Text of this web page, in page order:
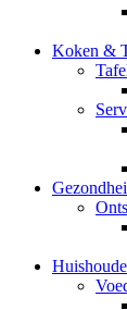
Koken &